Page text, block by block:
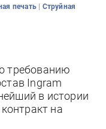
печать | Струйная
требованию
Ingram
в истории
на